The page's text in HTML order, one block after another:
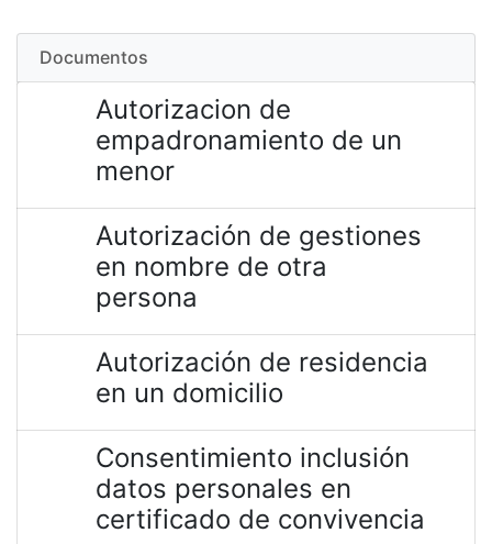
Documentos
Autorizacion de
empadronamiento de un
menor
Autorización de gestiones
en nombre de otra
persona
Autorización de residencia
en un domicilio
Consentimiento inclusión
datos personales en
certificado de convivencia